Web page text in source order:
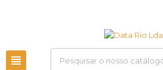
view_headline